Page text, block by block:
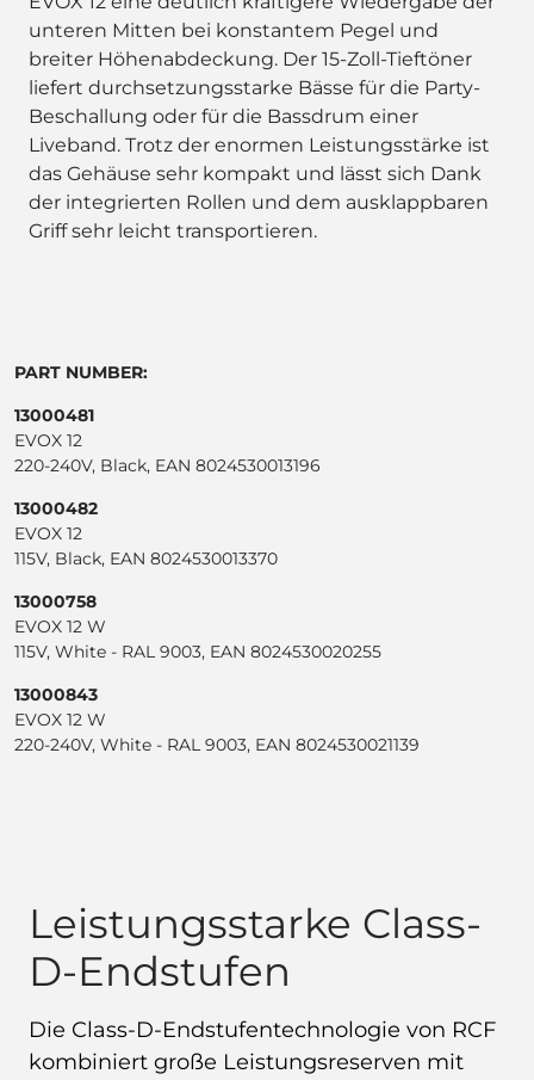
unteren Mitten bei konstantem Pegel und
breiter Höhenabdeckung. Der 15-Zoll-Tieftöner
liefert durchsetzungsstarke Bässe für die Party-
Beschallung oder für die Bassdrum einer
Liveband. Trotz der enormen Leistungsstärke ist
das Gehäuse sehr kompakt und lässt sich Dank
der integrierten Rollen und dem ausklappbaren
Griff sehr leicht transportieren.
PART NUMBER:
13000481
EVOX 12
220-240V, Black, EAN 8024530013196
13000482
EVOX 12
115V, Black, EAN 8024530013370
13000758
EVOX 12 W
115V, White - RAL 9003, EAN 8024530020255
13000843
EVOX 12 W
220-240V, White - RAL 9003, EAN 8024530021139
Leistungsstarke Class-
D-Endstufen
Die Class-D-Endstufentechnologie von RCF
kombiniert große Leistungsreserven mit